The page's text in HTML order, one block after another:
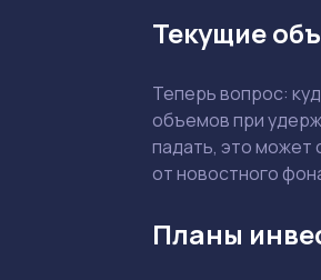
Текущие
Теперь вопрос:
объемов при
падать, это может
от новостного
Планы